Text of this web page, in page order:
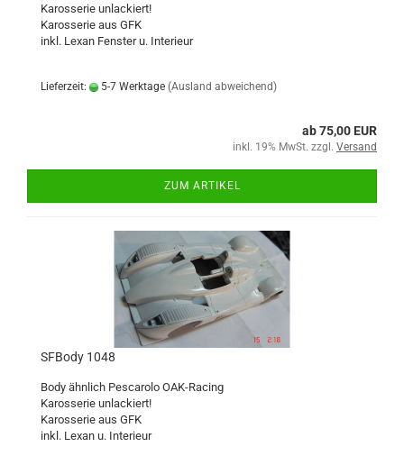
Karosserie unlackiert!
Karosserie aus GFK
inkl. Lexan Fenster u. Interieur
Lieferzeit: 5-7 Werktage (Ausland abweichend)
ab 75,00 EUR
inkl. 19% MwSt. zzgl. Versand
ZUM ARTIKEL
SFBody 1048
Body ähnlich Pescarolo OAK-Racing
Karosserie unlackiert!
Karosserie aus GFK
inkl. Lexan u. Interieur